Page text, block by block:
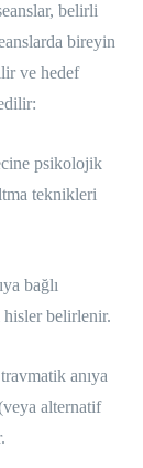
belirli
bireyin
ve hedef
psikolojik
teknikleri
bağlı
belirlenir.
anıya
alternatif